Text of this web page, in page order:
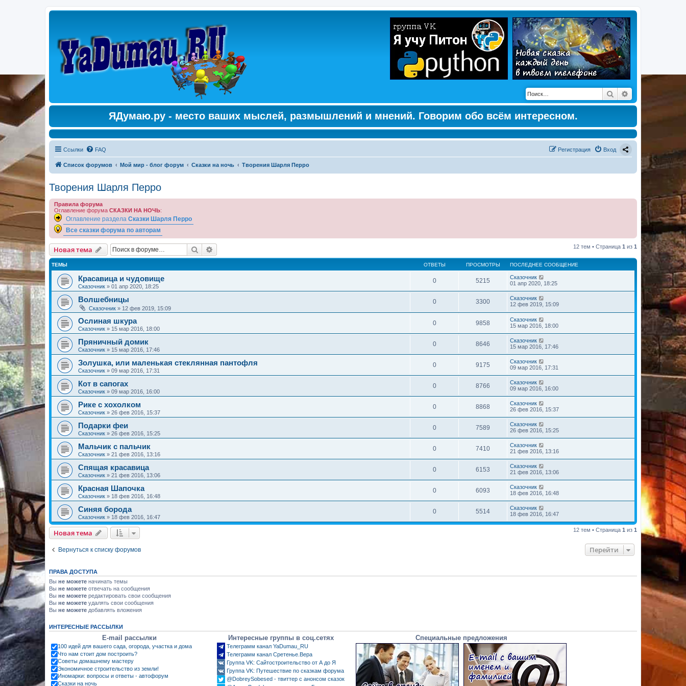
Поиск
ЯДумаю.ру - место ваших мыслей, размышлений и мнений. Говорим обо всём интересном.
Ссылки FAQ Вход
Регистрация
Список форумов Мой мир - блог форум Сказки на ночь Творения Шарля Перро
Творения Шарля Перро
Правила форума
Оглавление форума СКАЗКИ НА НОЧЬ:
Оглавление раздела Сказки Шарля Перро
Все сказки форума по авторам
Новая тема Поиск 12 тем • Страница 1 из 1
ТЕМЫ ОТВЕТЫ ПРОСМОТРЫ ПОСЛЕДНЕЕ СООБЩЕНИЕ
Красавица и чудовище
Сказочник » 01 апр 2020, 18:25
0 5215
Сказочник
01 апр 2020, 18:25
Волшебницы
Сказочник » 12 фев 2019, 15:09
0 3300
Сказочник
12 фев 2019, 15:09
Ослиная шкура
Сказочник » 15 мар 2016, 18:00
0 9858
Сказочник
15 мар 2016, 18:00
Пряничный домик
Сказочник » 15 мар 2016, 17:46
0 8646
Сказочник
15 мар 2016, 17:46
Золушка, или маленькая стеклянная пантофля
Сказочник » 09 мар 2016, 17:31
0 9175
Сказочник
09 мар 2016, 17:31
Кот в сапогах
Сказочник » 09 мар 2016, 16:00
0 8766
Сказочник
09 мар 2016, 16:00
Рике с хохолком
Сказочник » 26 фев 2016, 15:37
0 8868
Сказочник
26 фев 2016, 15:37
Подарки феи
Сказочник » 26 фев 2016, 15:25
0 7589
Сказочник
26 фев 2016, 15:25
Мальчик с пальчик
Сказочник » 21 фев 2016, 13:16
0 7410
Сказочник
21 фев 2016, 13:16
Спящая красавица
Сказочник » 21 фев 2016, 13:06
0 6153
Сказочник
21 фев 2016, 13:06
Красная Шапочка
Сказочник » 18 фев 2016, 16:48
0 6093
Сказочник
18 фев 2016, 16:48
Синяя борода
Сказочник » 18 фев 2016, 16:47
0 5514
Сказочник
18 фев 2016, 16:47
Новая тема 12 тем • Страница 1 из 1
Вернуться к списку форумов Перейти
ПРАВА ДОСТУПА
Вы не можете начинать темы
Вы не можете отвечать на сообщения
Вы не можете редактировать свои сообщения
Вы не можете удалять свои сообщения
Вы не можете добавлять вложения
ИНТЕРЕСНЫЕ РАССЫЛКИ
E-mail рассылки
100 идей для вашего сада, огорода, участка и дома
Что нам стоит дом построить?
Советы домашнему мастеру
Экономичное строительство из земли!
Иномарки: вопросы и ответы - автофорум
Сказки на ночь
Интересные группы в соц.сетях
Телеграмм канал YaDumau_RU
Телеграмм канал Сретенье.Вера
Группа VK: Сайтостроительство от А до Я
Группа VK: Путешествие по сказкам форума
@DobreySobesed - твиттер с анонсом сказок
Специальные предложения